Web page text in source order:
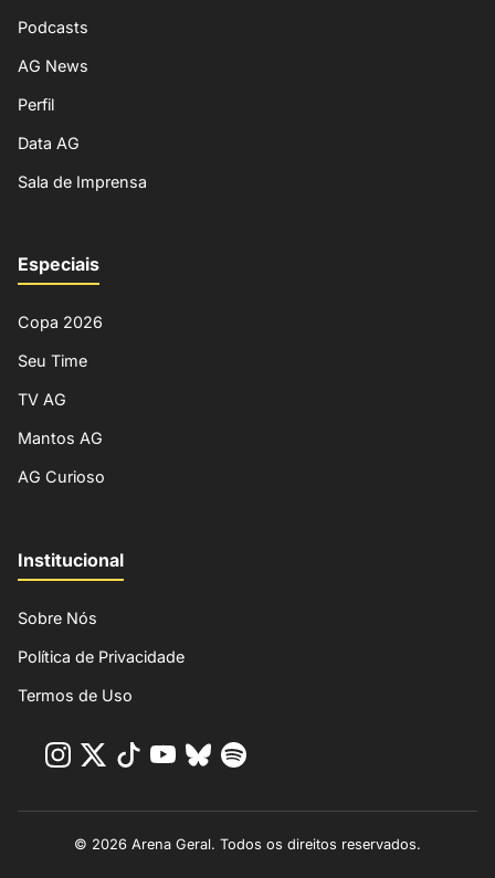
Podcasts
AG News
Perfil
Data AG
Sala de Imprensa
Especiais
Copa 2026
Seu Time
TV AG
Mantos AG
AG Curioso
Institucional
Sobre Nós
Política de Privacidade
Termos de Uso
© 2026 Arena Geral. Todos os direitos reservados.